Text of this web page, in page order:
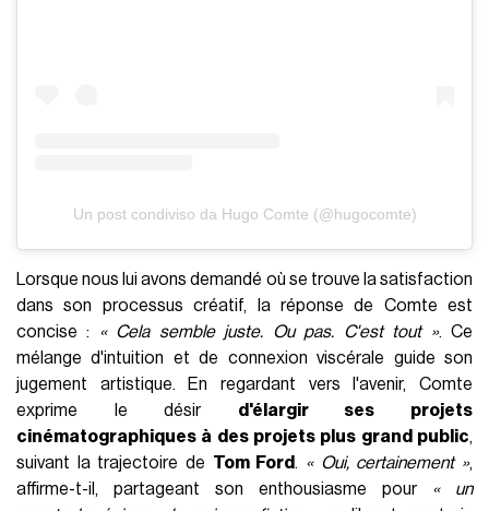
Un post condiviso da Hugo Comte (@hugocomte)
Lorsque nous lui avons demandé où se trouve la satisfaction
dans son processus créatif, la réponse de Comte est
concise : « Cela semble juste. Ou pas. C'est tout ». Ce
mélange d'intuition et de connexion viscérale guide son
jugement artistique. En regardant vers l'avenir, Comte
exprime le désir d'élargir ses projets
cinématographiques à des projets plus grand public,
suivant la trajectoire de Tom Ford. « Oui, certainement »,
affirme-t-il, partageant son enthousiasme pour « un